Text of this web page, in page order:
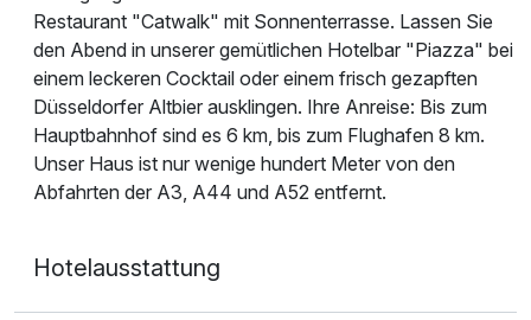
Restaurant "Catwalk" mit Sonnenterrasse. Lassen Sie
den Abend in unserer gemütlichen Hotelbar "Piazza" bei
einem leckeren Cocktail oder einem frisch gezapften
Düsseldorfer Altbier ausklingen. Ihre Anreise: Bis zum
Hauptbahnhof sind es 6 km, bis zum Flughafen 8 km.
Unser Haus ist nur wenige hundert Meter von den
Abfahrten der A3, A44 und A52 entfernt.
Hotelausstattung